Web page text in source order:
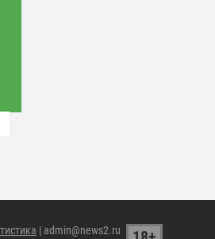
| admin@news2.ru